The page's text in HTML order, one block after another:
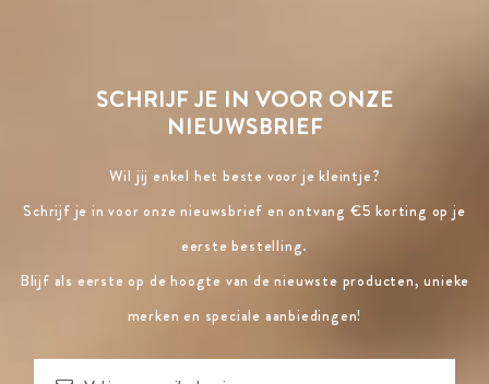
SCHRIJF JE IN VOOR ONZE
NIEUWSBRIEF
Wil jij enkel het beste voor je kleintje?
Schrijf je in voor onze nieuwsbrief en ontvang €5 korting op je
eerste bestelling.
Blijf als eerste op de hoogte van de nieuwste producten, unieke
merken en speciale aanbiedingen!